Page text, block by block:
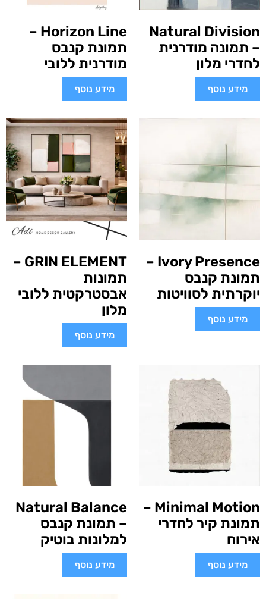
Natural Division
– תמונה מודרנית
לחדרי מלון
מידע נוסף
Horizon Line –
תמונת קנבס
מודרנית ללובי
מידע נוסף
Ivory Presence –
תמונת קנבס
יוקרתית לסוויטות
מידע נוסף
GRIN ELEMENT –
תמונות
אבסטרקטית ללובי
מלון
מידע נוסף
Minimal Motion –
תמונת קיר לחדרי
אירוח
מידע נוסף
Natural Balance
– תמונת קנבס
למלונות בוטיק
מידע נוסף